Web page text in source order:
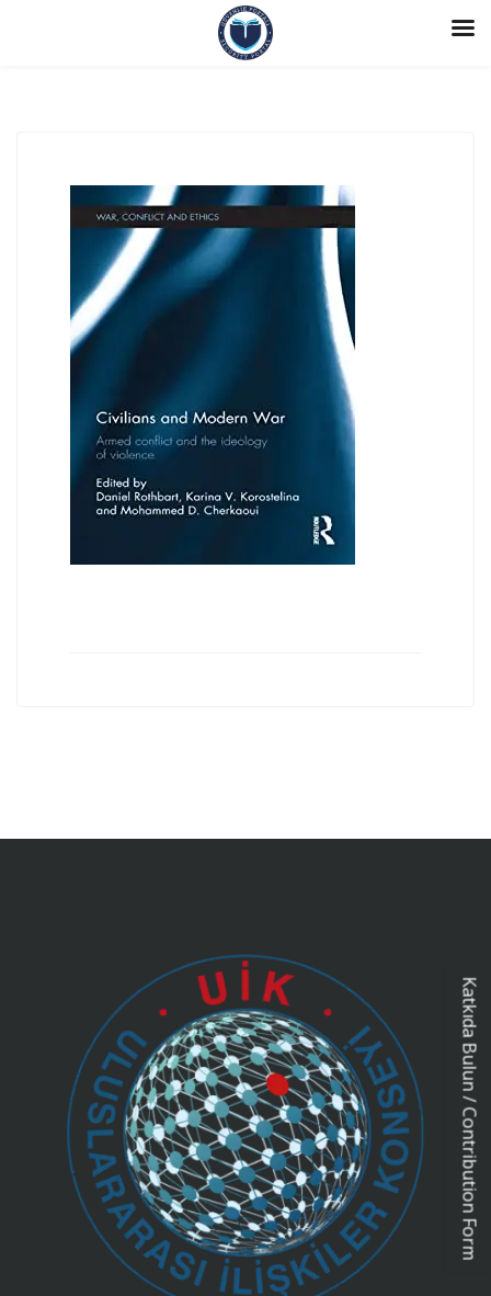
Katkıda Bulun / Contribution Form